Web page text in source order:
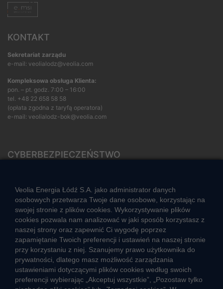
KONTAKT
Sekretariat zarządu
e-mail: veolialodz@veolia.com
Kompleksowa obsługa Klienta:
pon. – pt. godz. 7:00 – 16:00
tel. +48 22 658 58 58
(opłata zgodna z taryfą operatora)
e-mail: veolialodz-bok@veolia.com
CYBERBEZPIECZEŃSTWO
CIEPŁO SYSTEMOWE
Zalety ciepła systemowego
Ciepło przez cały rok
Usługi okołociepłownicze
Informacje ciepła systemowego
Veolia Energia Łódź S.A. jako administrator danych
osobowych przetwarza Twoje dane osobowe, korzystając na
swojej stronie z plików cookies. Wykorzystywanie plików
cookies pozwala nam analizować w jaki sposób korzystasz z
naszej strony oraz zapewnić Ci wygodę poprzez
zapamiętanie Twoich preferencji i ustawień na naszej stronie
przy korzystaniu z niej. Szanujemy prawo użytkownika do
prywatności, dlatego masz możliwość zarządzania
ustawieniami dotyczącymi plików cookies według swoich
preferencji wybierając „Akceptuj wszystkie”, „Pozostaw tylko